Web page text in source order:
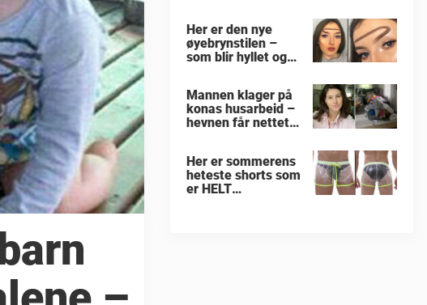
Her er den nye
øyebrynstilen –
som blir hyllet og
Mannen klager på
konas husarbeid –
hevnen får nettet
Her er sommerens
heteste shorts som
er HELT